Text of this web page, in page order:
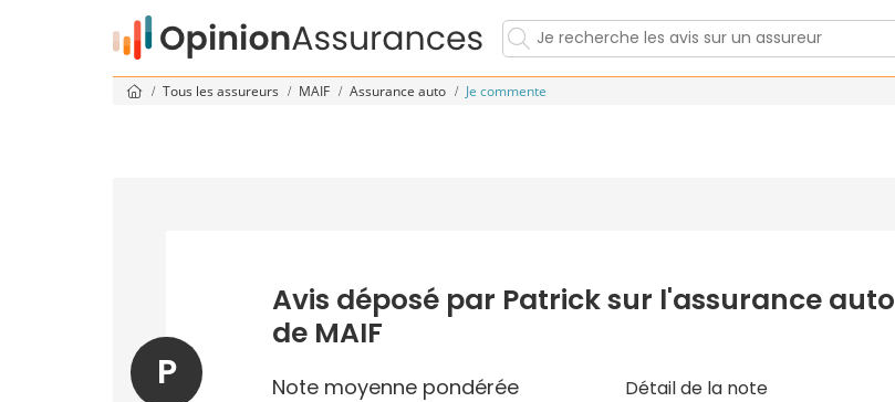
Tous les assureurs MAIF Assurance auto Je commente
P
Avis déposé par Patrick sur l'assurance auto
de MAIF
Note moyenne pondérée Détail de la note